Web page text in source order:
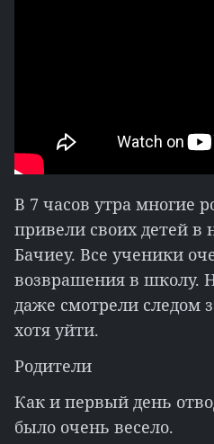
В 7 часов утра многие
привели своих детей
Бачиеу. Все ученики
возврашения в школу.
даже смотрели следом
хотя уйти.
Родители
Как и первый день
было очень весело.